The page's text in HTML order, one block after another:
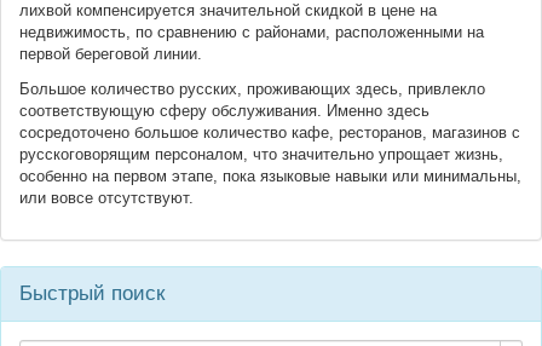
лихвой компенсируется значительной скидкой в цене на
недвижимость, по сравнению с районами, расположенными на
первой береговой линии.
Большое количество русских, проживающих здесь, привлекло
соответствующую сферу обслуживания. Именно здесь
сосредоточено большое количество кафе, ресторанов, магазинов с
русскоговорящим персоналом, что значительно упрощает жизнь,
особенно на первом этапе, пока языковые навыки или минимальны,
или вовсе отсутствуют.
Быстрый поиск